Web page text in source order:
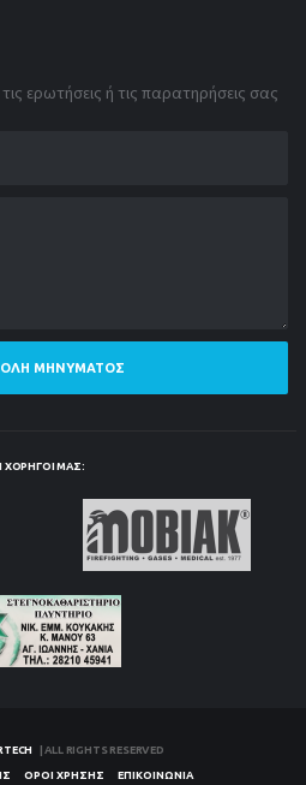
ερωτήσεις ή τις παρατηρήσεις σας
ΜΗΝΎΜΑΤΟΣ
ΧΟΡΗΓΟΊ ΜΑΣ:
| ALL RIGHTS RESERVED
ΌΡΟΙ ΧΡΉΣΗΣ ΕΠΙΚΟΙΝΩΝΊΑ